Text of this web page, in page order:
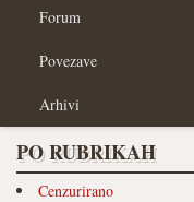
Forum
Povezave
Arhivi
PO RUBRIKAH
Cenzurirano